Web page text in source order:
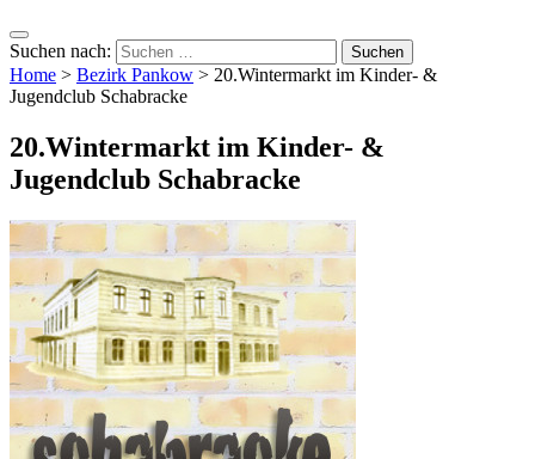
Suchen nach:
Home > Bezirk Pankow > 20.Wintermarkt im Kinder- &
Jugendclub Schabracke
20.Wintermarkt im Kinder- &
Jugendclub Schabracke